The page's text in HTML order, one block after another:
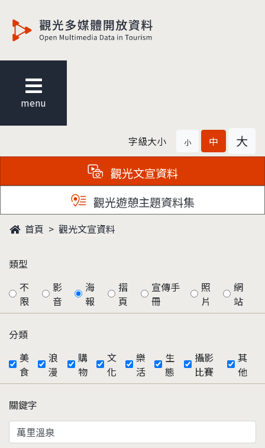
menu
字級大小 小 中 大
觀光文宣資料
觀光遊憩主題資料集
首頁 觀光文宣資料
類型
不
限
影
音
海
報
摺
頁
宣傳手
冊
照
片
網
站
分類
美
食
浪
漫
購
物
文
化
樂
活
生
態
攝影
比賽
其
他
關鍵字